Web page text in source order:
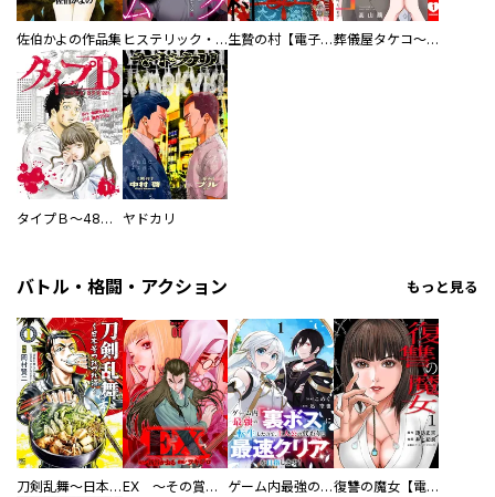
佐伯かよの作品集 ヒステリック・ハーレム～搾られる男と堕ちる女～【電子単行本版】 生贄の村【電子単行本版】 葬儀屋タケコ～あなたの最期、叶えます【電子単行本版】
タイプＢ～48時間後、致死率100％～【単話】 ヤドカリ
バトル・格闘・アクション もっと見る
刀剣乱舞～日本号つれづれ酒～ EX ～その賞金稼ぎは、世界の出口を探す～【単行本版】 ゲーム内最強の『裏ボス』に転生したので、主人公の代わりに最速クリアを目指します！【電子単行本版】 復讐の魔女【電子単行本版】